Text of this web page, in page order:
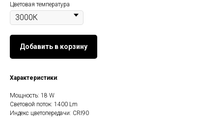
Цветовая температура
Добавить в корзину
Характеристики:
Мощность: 18 W
Световой поток: 1400 Lm
Индекс цветопередачи: CRI90